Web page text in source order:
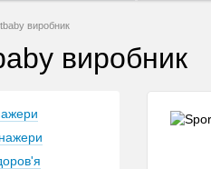
виробник
виробник